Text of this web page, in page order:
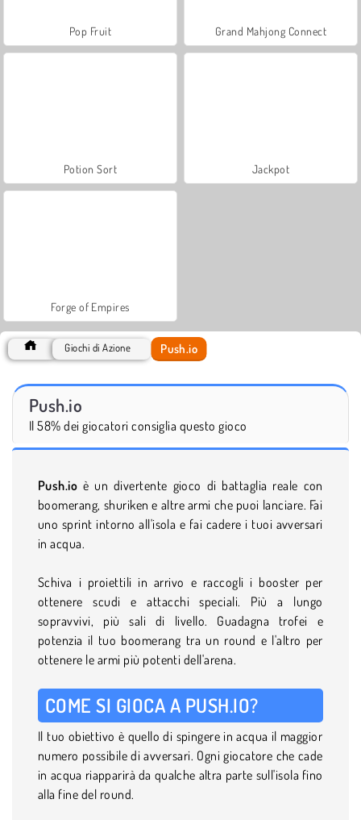
Pop Fruit Grand Mahjong Connect
Potion Sort Jackpot
Forge of Empires
Giochi di Azione Push.io
Push.io
Il 58% dei giocatori consiglia questo gioco
Push.io è un divertente gioco di battaglia reale con
boomerang, shuriken e altre armi che puoi lanciare. Fai
uno sprint intorno all'isola e fai cadere i tuoi avversari
in acqua.
Schiva i proiettili in arrivo e raccogli i booster per
ottenere scudi e attacchi speciali. Più a lungo
sopravvivi, più sali di livello. Guadagna trofei e
potenzia il tuo boomerang tra un round e l'altro per
ottenere le armi più potenti dell'arena.
COME SI GIOCA A PUSH.IO?
Il tuo obiettivo è quello di spingere in acqua il maggior
numero possibile di avversari. Ogni giocatore che cade
in acqua riapparirà da qualche altra parte sull'isola fino
alla fine del round.